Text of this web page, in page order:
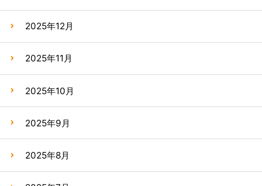
2025年12月
2025年11月
2025年10月
2025年9月
2025年8月